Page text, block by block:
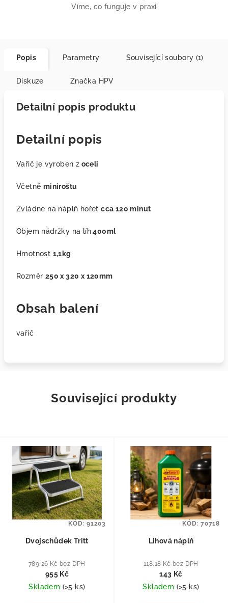
Víme, co funguje v praxi
Popis Parametry Související soubory (1)
Diskuze Značka HPV
Detailní popis produktu
Detailní popis
Vařič je vyroben z oceli
Včetně miniroštu
Zvládne na náplň hořetcca 120 minut
Objem nádržky na líh400ml
Hmotnost 1,1kg
Rozměr 250 x 320 x 120mm
Obsah balení
vařič
Související produkty
Dvojschůdek Tritt
789,26 Kč bez DPH
955 Kč
Skladem (>5 ks)
KÓD: 91203
Lihová náplň
118,18 Kč bez DPH
143 Kč
Skladem (>5 ks)
KÓD: 70718